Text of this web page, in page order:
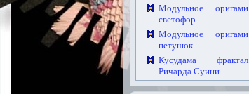
Модульное оригами
светофор
Модульное оригами
петушок
Кусудама фрактал
Ричарда Суини